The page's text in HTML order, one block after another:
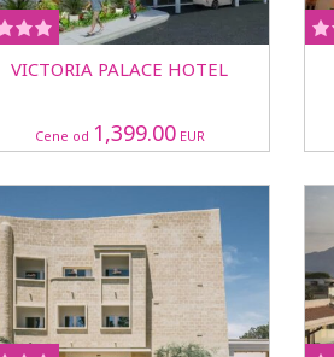
VICTORIA PALACE HOTEL
Cene od 1,399.00EUR